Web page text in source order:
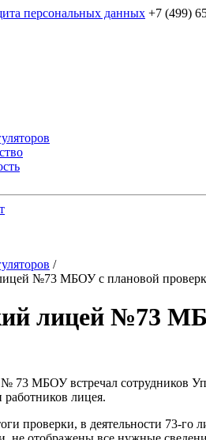
персональных данных +7 (499)
/
№73 МБОУ с плановой
лицей №73
73 МБОУ встречал сотрудников
лицея.
проверки, в деятельности 73-го